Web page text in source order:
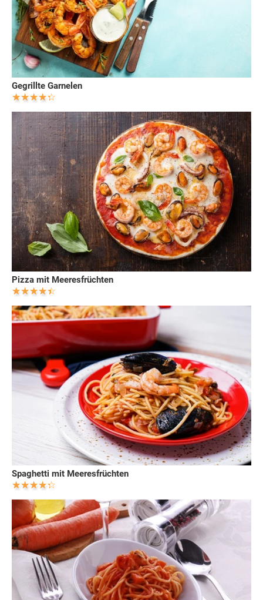
Gegrillte Garnelen
Pizza mit Meeresfrüchten
Spaghetti mit Meeresfrüchten